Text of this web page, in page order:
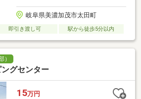
岐阜県美濃加茂市太田町
即引き渡し可 駅から徒歩5分以内
）
グセンター
15万円